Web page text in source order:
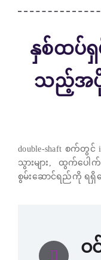
နှစ်ထပ်
သည့်အပိုင်
double-shaft စက်တွင်
သွားများ, ထွက်ပေ
စွမ်းဆောင်ရည်ကို ရရှိစ
ဝ